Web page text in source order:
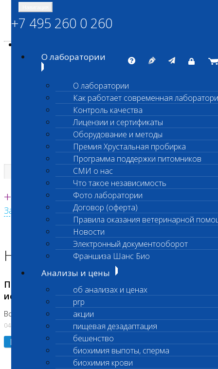
ШАНС БИО
Независимая ветеринарная лаборатория
Единая круглосуточная справочная
+7 495 260 0 260
Заказать звонок с сайта
+7 495 260 0 260
О лаборатории
О лаборатории
Как работает современная
Контроль качества
Лицензии и сертификаты
Оборудование и методы
Премия Хрустальная пробирка
Программа поддержки питомников
СМИ о нас
Что такое независимость
Фото лаборатории
Договор (оферта)
Правила оказания ветеринарной
Новости
Электронный документооборот
Франшиза Шанс Био
Анализы и цены
об анализах и ценах
prp
акции
пищевая дезадаптация
бешенство
биохимия выпоты, сперма
биохимия крови
Главная страница
Новости лаборатории
Приостановка срочных биохимических
исследований
Во Владыкино
04.08.2026
Подробнее